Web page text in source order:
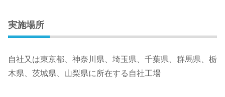
実施場所
自社又は東京都、神奈川県、埼玉県、千葉県、群馬県、栃
木県、茨城県、山梨県に所在する自社工場